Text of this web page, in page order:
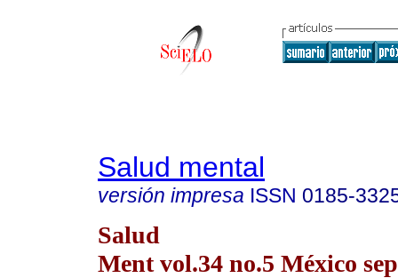
Salud mental
versión impresa ISSN 0185-
Salud
Ment vol.34 no.5 México